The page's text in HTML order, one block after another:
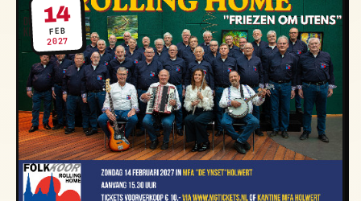
14
FEB
2027